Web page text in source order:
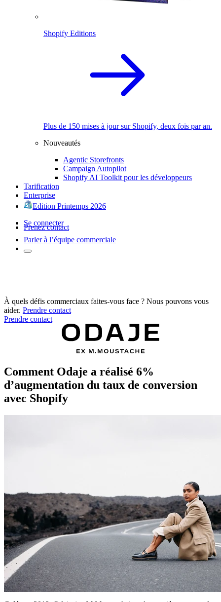
Shopify Editions
Plus de 150 mises à jour sur Shopify, deux fois par an.
Nouveautés
Agentic Storefronts
Campaign Autopilot
Shopify AI Toolkit pour les développeurs
Tarification
Enterprise
Edition Printemps 2026
Se connecter
Prenez contact
Parler à l’équipe commerciale
À quels défis commerciaux faites-vous face ? Nous pouvons vous
aider. Prendre contact
Prendre contact
Comment Odaje a réalisé 6%
d’augmentation du taux de conversion
avec Shopify